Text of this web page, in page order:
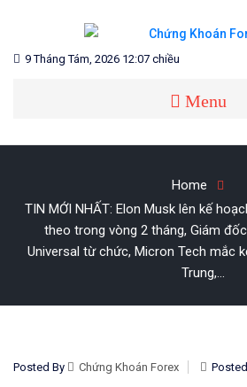
content
CHỨNG KHOÁN
Blog chia sẻ về Chứng Khoán và Forex
9 Tháng Tám, 2026 12:07 chiều
Menu
Home
TIN MỚI NHẤT: Elon Musk lên kế
theo trong vòng 2 tháng, Giám
Universal từ chức, Micron Tech mắc
Trung,…
Posted By Chứng Khoán Forex